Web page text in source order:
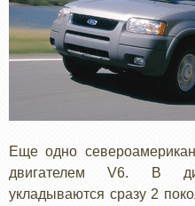
Еще одно
двигателем V6. В
укладываются сразу 2